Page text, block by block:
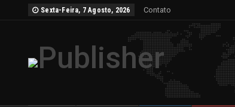
Sexta-Feira, 7 Agosto, 2026 Contato